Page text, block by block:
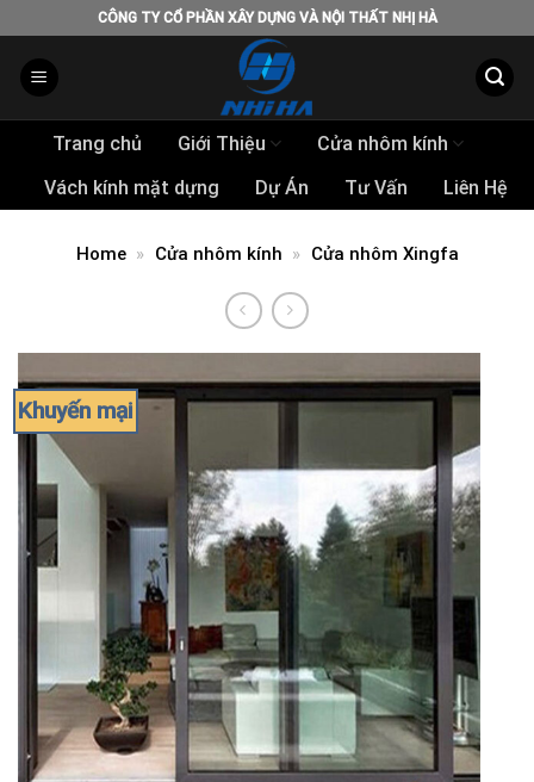
to
content
CÔNG TY CỔ PHẦN XÂY DỰNG VÀ NỘI THẤT NHỊ HÀ
Trang chủ Giới Thiệu
Cửa nhôm kính
Vách kính mặt dựng
Dự Án Tư Vấn Liên Hệ
Home » Cửa nhôm kính » Cửa nhôm Xingfa
Khuyến mại